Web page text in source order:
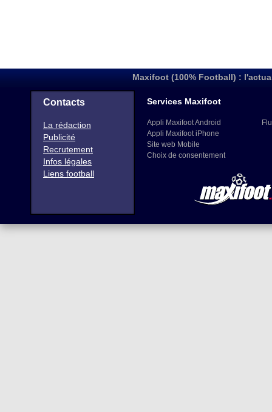
Maxifoot (100% Football) :
Contacts
La rédaction
Publicité
Recrutement
Infos légales
Liens football
Services Maxifoot
Appli Maxifoot Android
Appli Maxifoot iPhone
Site web Mobile
Choix de consentement